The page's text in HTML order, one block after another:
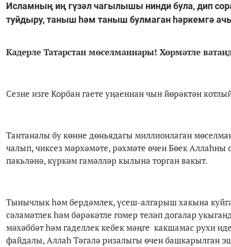
Исламның иң гүзәл чагылышы нинди була, дип
туйдыру, таныш һәм таныш булмаган һәркемгә
Кадерле Татарстан мөселманнары! Хөрмәтле
Сезне изге Корбан гаете уңаеннан чын йөрәктән
Тантаналы бу көнне дөньядагы миллионлаган
чалып, чиксез мәрхәмәте, рәхмәте өчен Бөек
пакьләнә, күркәм гамәлләр кылына торган вакыт.
Тынычлык һәм бердәмлек, үсеш-алгарыш хакына
сәламәтлек һәм бәрәкәтле гомер теләп догалар
мәхәббәт һәм гаделлек кебек мәңге какшамас рухи
файдалы, Аллаһ Тәгалә ризалыгы өчен башкарылган